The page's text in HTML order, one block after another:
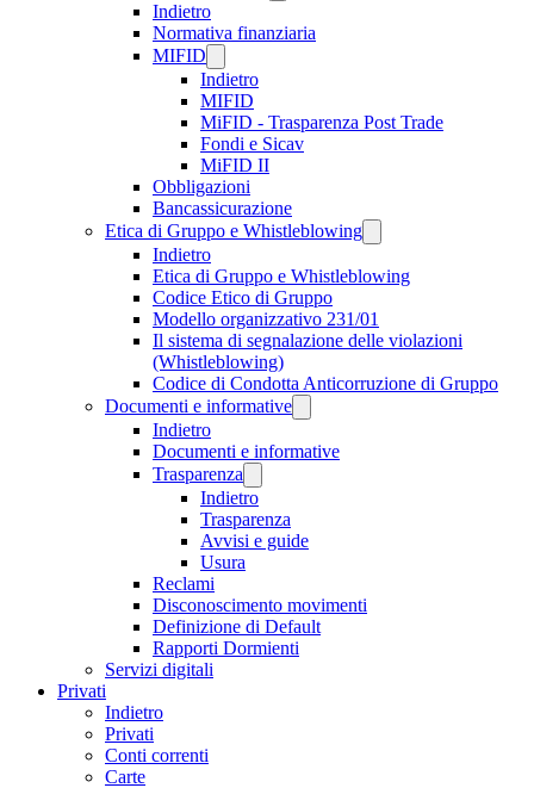
Indietro
Normativa finanziaria
MIFID
Indietro
MIFID
MiFID - Trasparenza Post Trade
Fondi e Sicav
MiFID II
Obbligazioni
Bancassicurazione
Etica di Gruppo e Whistleblowing
Indietro
Etica di Gruppo e Whistleblowing
Codice Etico di Gruppo
Modello organizzativo 231/01
Il sistema di segnalazione delle violazioni
(Whistleblowing)
Codice di Condotta Anticorruzione di Gruppo
Documenti e informative
Indietro
Documenti e informative
Trasparenza
Indietro
Trasparenza
Avvisi e guide
Usura
Reclami
Disconoscimento movimenti
Definizione di Default
Rapporti Dormienti
Servizi digitali
Privati
Indietro
Privati
Conti correnti
Carte